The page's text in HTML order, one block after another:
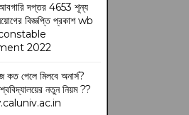
দপ্তর 4653 শূন্য
বিজ্ঞপ্তি প্রকাশ wb
2022
কত পেলে মিলবে অনার্স?
নতুন নিয়ম??